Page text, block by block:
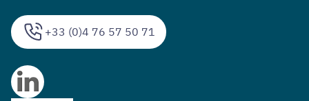
+33 (0)4 76 57 50 71